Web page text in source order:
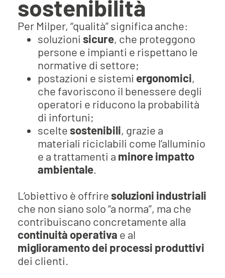
sostenibilità
Per Milper, “qualità” significa anche:
soluzioni sicure, che proteggono
persone e impianti e rispettano le
normative di settore;
postazioni e sistemi ergonomici,
che favoriscono il benessere degli
operatori e riducono la probabilità
di infortuni;
sceltesostenibili, grazie a
materiali riciclabili come l’alluminio
e a trattamenti a minore impatto
ambientale
L’obiettivo è offriresoluzioni industriali
che non siano solo “a norma”, ma che
contribuiscano concretamente alla
continuità operativa e al
miglioramento dei processi produttivi
dei clienti.